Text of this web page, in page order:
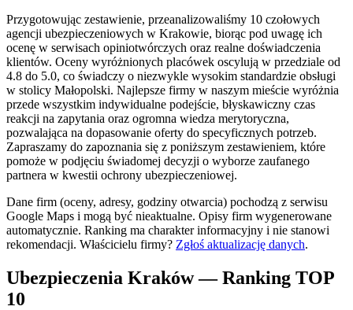
Przygotowując zestawienie, przeanalizowaliśmy 10 czołowych
agencji ubezpieczeniowych w Krakowie, biorąc pod uwagę ich
ocenę w serwisach opiniotwórczych oraz realne doświadczenia
klientów. Oceny wyróżnionych placówek oscylują w przedziale od
4.8 do 5.0, co świadczy o niezwykle wysokim standardzie obsługi
w stolicy Małopolski. Najlepsze firmy w naszym mieście wyróżnia
przede wszystkim indywidualne podejście, błyskawiczny czas
reakcji na zapytania oraz ogromna wiedza merytoryczna,
pozwalająca na dopasowanie oferty do specyficznych potrzeb.
Zapraszamy do zapoznania się z poniższym zestawieniem, które
pomoże w podjęciu świadomej decyzji o wyborze zaufanego
partnera w kwestii ochrony ubezpieczeniowej.
Dane firm (oceny, adresy, godziny otwarcia) pochodzą z serwisu
Google Maps i mogą być nieaktualne. Opisy firm wygenerowane
automatycznie. Ranking ma charakter informacyjny i nie stanowi
rekomendacji. Właścicielu firmy? Zgłoś aktualizację danych.
Ubezpieczenia Kraków — Ranking TOP
10